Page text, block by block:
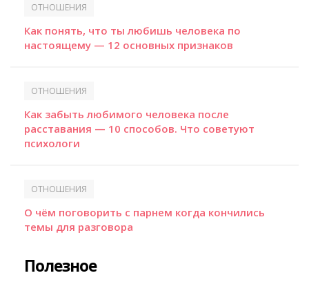
ОТНОШЕНИЯ
Как понять, что ты любишь человека по
настоящему — 12 основных признаков
ОТНОШЕНИЯ
Как забыть любимого человека после
расставания — 10 способов. Что советуют
психологи
ОТНОШЕНИЯ
О чём поговорить с парнем когда кончились
темы для разговора
Полезное